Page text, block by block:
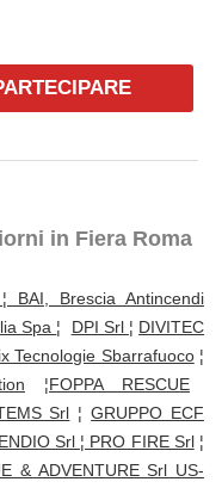
in Fiera Roma
¦ BAI, Brescia Antincendi
Spa ¦ DPI Srl ¦ DIVITEC
Tecnologie Sbarrafuoco ¦
¦FOPPA RESCUE
Srl ¦GRUPPO ECF
Srl ¦ PRO FIRE Srl ¦
& ADVENTURE Srl US-